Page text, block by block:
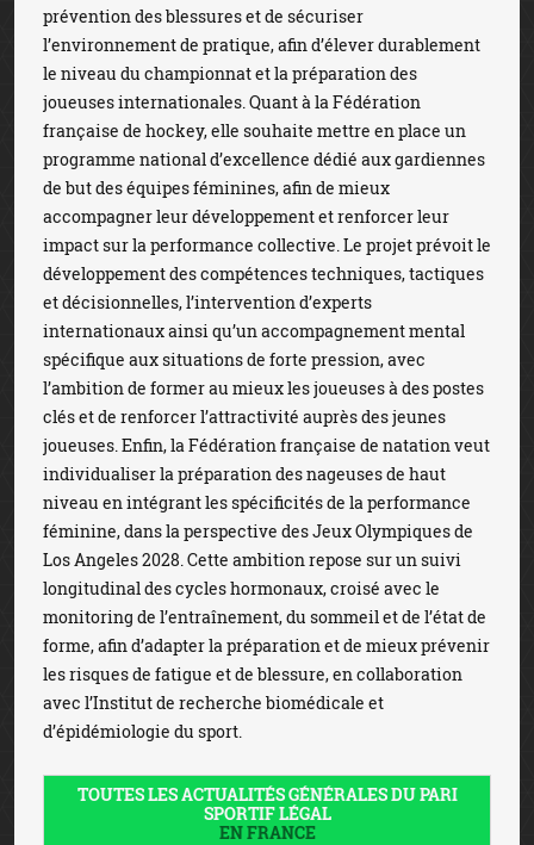
prévention des blessures et de sécuriser
l’environnement de pratique, afin d’élever durablement
le niveau du championnat et la préparation des
joueuses internationales. Quant à la Fédération
française de hockey, elle souhaite mettre en place un
programme national d’excellence dédié aux gardiennes
de but des équipes féminines, afin de mieux
accompagner leur développement et renforcer leur
impact sur la performance collective. Le projet prévoit le
développement des compétences techniques, tactiques
et décisionnelles, l’intervention d’experts
internationaux ainsi qu’un accompagnement mental
spécifique aux situations de forte pression, avec
l’ambition de former au mieux les joueuses à des postes
clés et de renforcer l’attractivité auprès des jeunes
joueuses. Enfin, la Fédération française de natation veut
individualiser la préparation des nageuses de haut
niveau en intégrant les spécificités de la performance
féminine, dans la perspective des Jeux Olympiques de
Los Angeles 2028. Cette ambition repose sur un suivi
longitudinal des cycles hormonaux, croisé avec le
monitoring de l’entraînement, du sommeil et de l’état de
forme, afin d’adapter la préparation et de mieux prévenir
les risques de fatigue et de blessure, en collaboration
avec l’Institut de recherche biomédicale et
d’épidémiologie du sport.
TOUTES LES ACTUALITÉS GÉNÉRALES DU PARI
SPORTIF LÉGAL
EN FRANCE